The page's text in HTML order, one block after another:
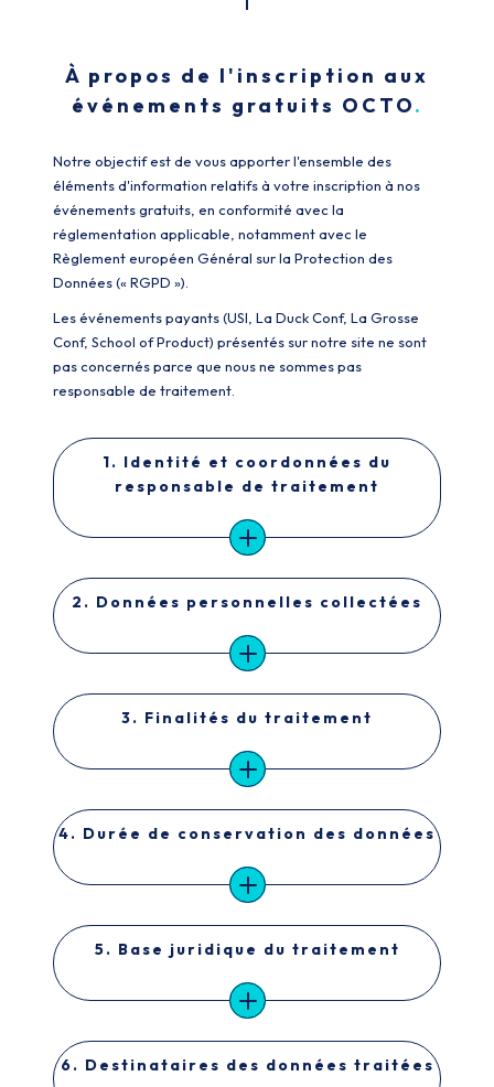
À propos de l'inscription aux
événements gratuits OCTO
Notre objectif est de vous apporter l'ensemble des
éléments d'information relatifs à votre inscription à nos
événements gratuits, en conformité avec la
réglementation applicable, notamment avec le
Règlement européen Général sur la Protection des
Données (« RGPD »).
Les événements payants (USI, La Duck Conf, La Grosse
Conf, School of Product) présentés sur notre site ne sont
pas concernés parce que nous ne sommes pas
responsable de traitement.
1. Identité et coordonnées du
responsable de traitement
2. Données personnelles collectées
3. Finalités du traitement
4. Durée de conservation des données
5. Base juridique du traitement
6. Destinataires des données traitées